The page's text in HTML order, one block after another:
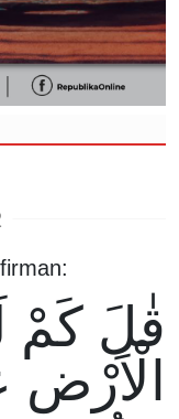
قٰلَ كَمْ